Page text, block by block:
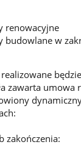
renowacyjne
budowlane w
zawarta umowa
zakończenia: